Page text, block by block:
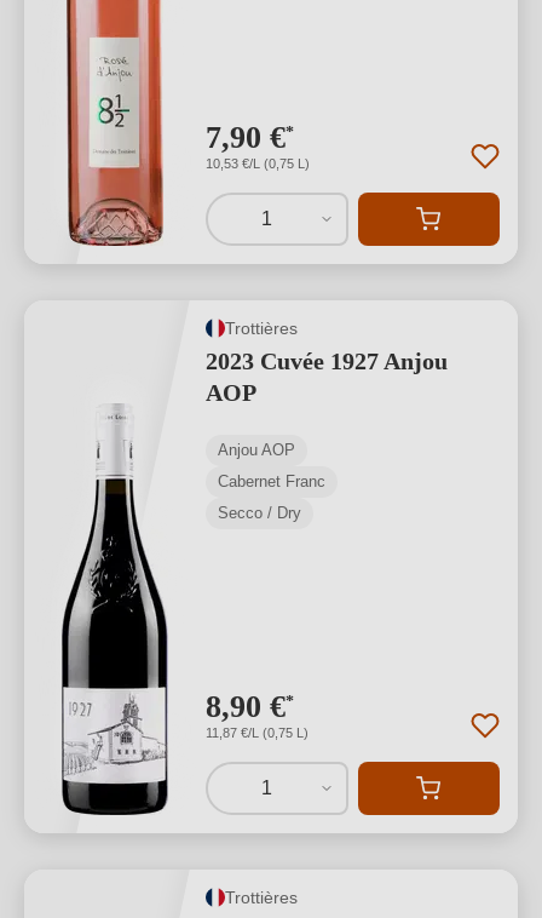
7,90 €*
10,53 €/L (0,75 L)
1
Trottières
2023 Cuvée 1927 Anjou
AOP
Anjou AOP
Cabernet Franc
Secco / Dry
8,90 €*
11,87 €/L (0,75 L)
1
Trottières